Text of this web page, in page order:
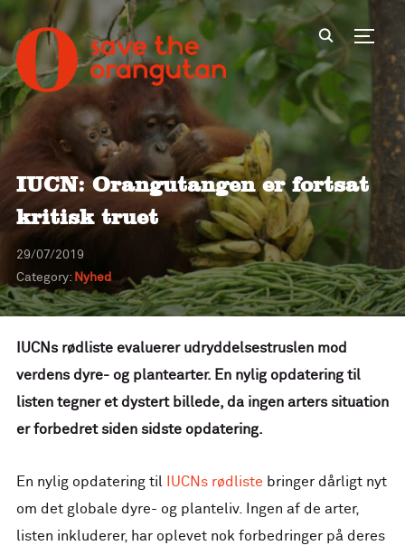
IUCN: Orangutangen er fortsat
kritisk truet
29/07/2019
Category: Nyhed
IUCNs rødliste evaluerer udryddelsestruslen mod
verdens dyre- og plantearter. En nylig opdatering til
listen tegner et dystert billede, da ingen arters situation
er forbedret siden sidste opdatering.
En nylig opdatering til IUCNs rødliste bringer dårligt nyt
om det globale dyre- og planteliv. Ingen af de arter,
listen inkluderer, har oplevet nok forbedringer på deres